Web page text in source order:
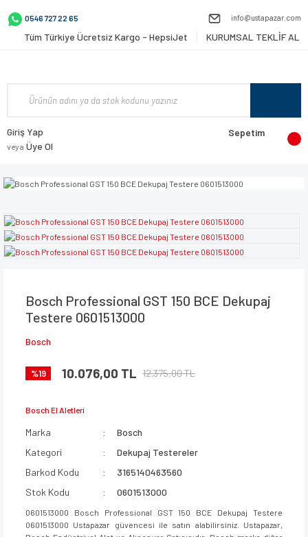
0546 727 22 65 info@ustapazar.com
Tüm Türkiye Ücretsiz Kargo - HepsiJet KURUMSAL TEKLİF AL
Giriş Yap
veya Üye Ol
Sepetim
Bosch Professional GST 150 BCE Dekupaj
Testere 0601513000
Bosch
%19 10.076,00 TL 12.375,00 TL
Bosch El Aletleri
Marka
Bosch
Kategori
Dekupaj Testereler
Barkod Kodu
3165140463560
Stok Kodu
0601513000
0601513000 Bosch Professional GST 150 BCE Dekupaj Testere
0601513000 Ustapazar güvencesi ile satın alabilirsiniz. Ustapazar,